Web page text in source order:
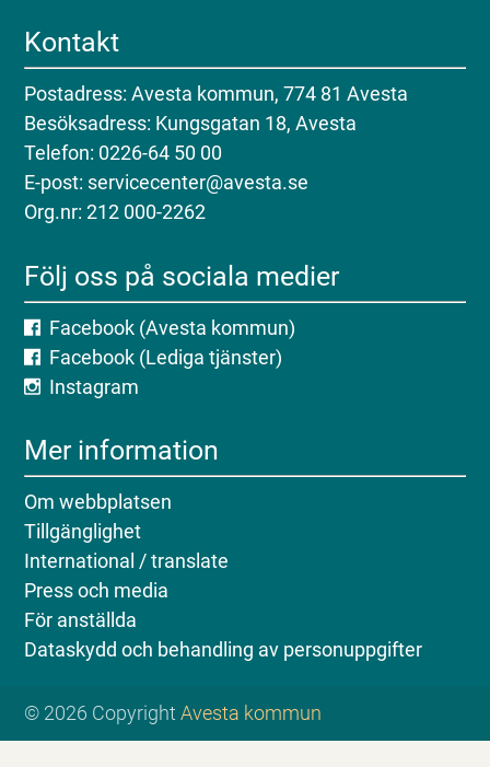
Kontakt
Postadress: Avesta kommun, 774 81 Avesta
Besöksadress: Kungsgatan 18, Avesta
Telefon: 0226-64 50 00
E-post: servicecenter@avesta.se
Org.nr: 212 000-2262
Följ oss på sociala medier
Facebook (Avesta kommun)
Facebook (Lediga tjänster)
Instagram
Mer information
Om webbplatsen
Tillgänglighet
International / translate
Press och media
För anställda
Dataskydd och behandling av personuppgifter
© 2026 CopyrightAvesta kommun